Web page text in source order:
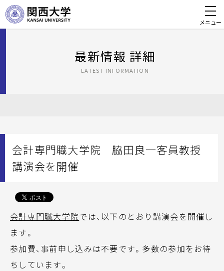
メニュー
最新情報 詳細
LATEST INFORMATION
会計専門職大学院 脇田良一客員教授
講演会を開催
会計専門職大学院では、以下のとおり講演会を開催し
ます。
参加費、事前申し込みは不要です。多数の参加をお待
ちしています。